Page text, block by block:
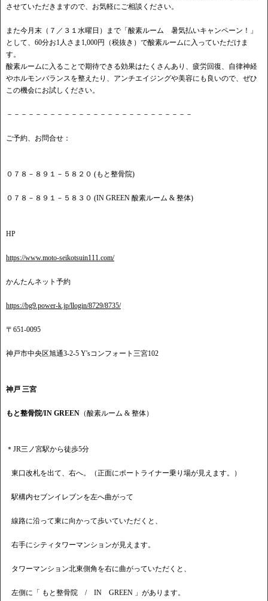
させていただきますので、お気軽にご相談ください。
また今月末（７／３１水曜日）まで「酸素ルーム 暑気払いキャンペーン！」
として、60分お1人さま1,000円（税抜き）で酸素ルームに入っていただけま
す。
酸素ルームに入ることで期待できる効果はたくさんあり、疲労回復、自律神経
やホルモンバランスを整えたり、アンチエイジングや美容にも良いので、ぜひ
この機会にお試しください。
－－－－－－－－－－－－－－－－－－－－－－－－－－
ご予約、お問合せ：
０７８－８９１－５８２０ (もと整骨院)
０７８－８９１－５８３０ (IN GREEN 酸素ルーム & 整体)
HP
https://www.moto-seikotsuin111.com/
かんたんネット予約
https://bg9.power-k.jp/llogin/8729/8735/
〒651-0095
神戸市中央区旭通3-2-5 Y'sコンフォート三宮102
神戸 三宮
もと整骨院/IN GREEN （酸素ルーム & 整体）
＊JR三ノ宮駅から徒歩5分
東口改札を出て、右へ。（正面にポートライナー乗り場が見えます。）
駅構内セブンイレブンを左へ曲がって
線路に沿って東に向かって歩いていただくと、
右手にシティタワーマンションが見えます。
タワーマンション北東側角を右に曲がっていただくと、
左側に「 もと整骨院 / IN GREEN 」があります。